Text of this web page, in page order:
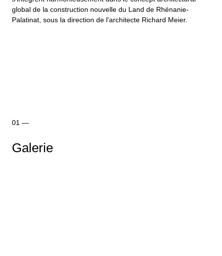
global de la construction nouvelle du Land de Rhénanie-
Palatinat, sous la direction de l'architecte Richard Meier.
Galerie